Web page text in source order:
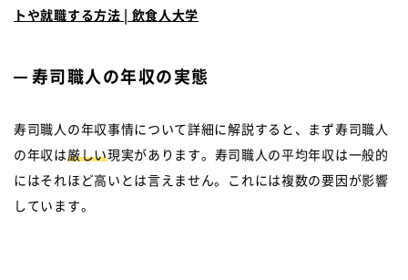
トや就職する方法 | 飲食人大学
寿司職人の年収の実態
寿司職人の年収事情について詳細に解説すると、まず寿司職人
の年収は厳しい現実があります。寿司職人の平均年収は一般的
にはそれほど高いとは言えません。これには複数の要因が影響
しています。